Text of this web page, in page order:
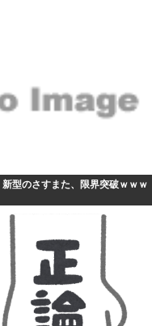
ん死去で落語家...
落ち目なんか？...
様子がこちら
増www
新型のさすまた、限界突破ｗｗｗ